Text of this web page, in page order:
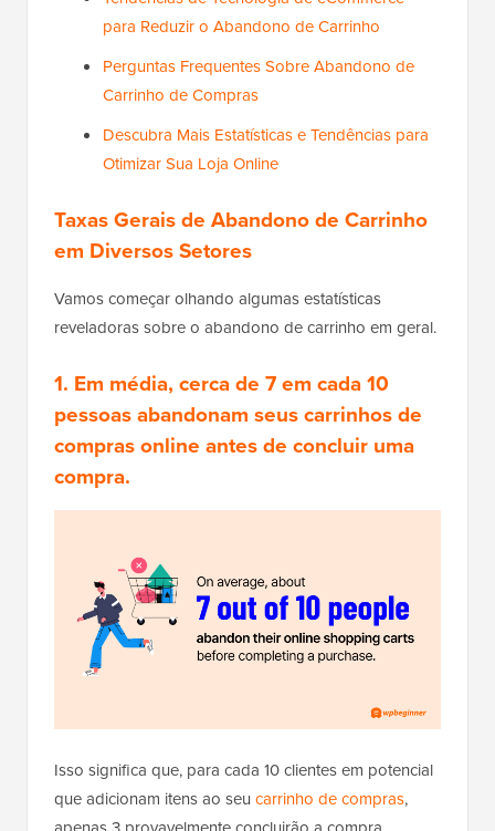
para Reduzir o Abandono de Carrinho
Perguntas Frequentes Sobre Abandono de
Carrinho de Compras
Descubra Mais Estatísticas e Tendências para
Otimizar Sua Loja Online
Taxas Gerais de Abandono de Carrinho
em Diversos Setores
Vamos começar olhando algumas estatísticas
reveladoras sobre o abandono de carrinho em geral.
1. Em média, cerca de 7 em cada 10
pessoas abandonam seus carrinhos de
compras online antes de concluir uma
compra.
Isso significa que, para cada 10 clientes em potencial
que adicionam itens ao seu carrinho de compras,